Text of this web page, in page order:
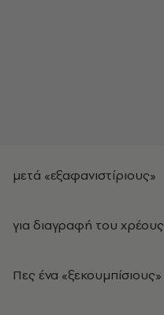
μετά «εξαφανιστίριους»
για διαγραφή του χρέους
Πες ένα «ξεκουμπίσιους»